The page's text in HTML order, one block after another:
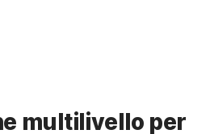
multilivello per